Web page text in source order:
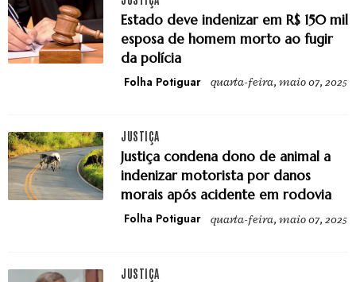
Estado deve indenizar em R$ 150 mil
esposa de homem morto ao fugir
da polícia
Folha Potiguar quarta-feira, maio 07, 2025
JUSTIÇA
Justiça condena dono de animal a
indenizar motorista por danos
morais após acidente em rodovia
Folha Potiguar quarta-feira, maio 07, 2025
JUSTIÇA